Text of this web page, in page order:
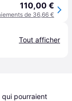
110,00 €
de 36,66 €
Tout afficher
qui pourraient